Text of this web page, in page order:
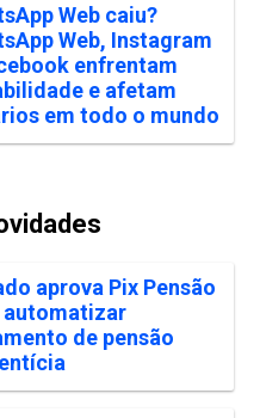
Web caiu?
Web, Instagram
enfrentam
e afetam
em todo o mundo
aprova Pix Pensão
automatizar
de pensão